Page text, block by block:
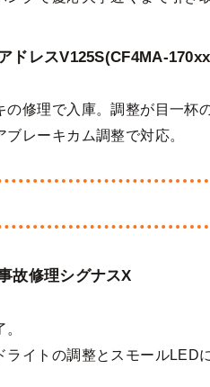
ドレスV125S(CF4MA-
の修理で入庫。調整が目一杯
ブレーキカム調整で対応。
故修理シグナスX
ライトの調整とスモールLED